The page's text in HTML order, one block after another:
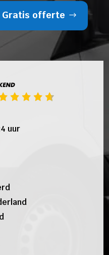
Gratis offerte
uur